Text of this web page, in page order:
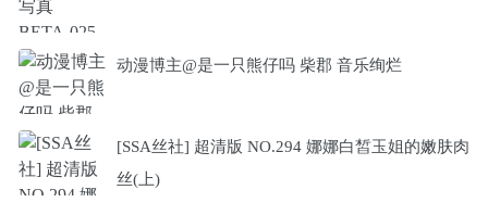
动漫博主@是一只熊仔吗 柴郡 音乐绚烂
[SSA丝社] 超清版 NO.294 娜娜白皙玉姐的嫩肤肉
丝(上)